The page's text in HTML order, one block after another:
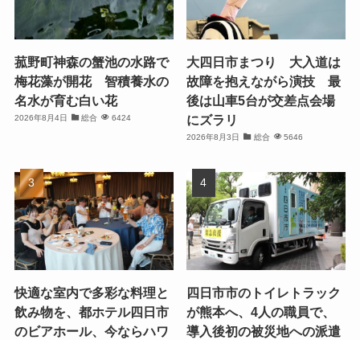
菰野町神森の蟹池の水路で
梅花藻が開花 智積養水の
名水が育む白い花
2026年8月4日 総合 6424
大四日市まつり 大入道は
故障を抱えながら演技 最
後は山車5台が交差点会場
にズラリ
2026年8月3日 総合 5646
快適な室内で多彩な料理と
飲み物を、都ホテル四日市
のビアホール、今ならハワ
四日市市のトイレトラック
が熊本へ、4人の職員で、
導入後初の被災地への派遣